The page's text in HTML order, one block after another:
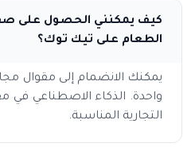
كيف يمكنني الحصول على
الطعام على تيك توك؟
يمكنك الانضمام إلى مقوال
واحدة. الذكاء الاصطناعي في
التجارية المناسبة.